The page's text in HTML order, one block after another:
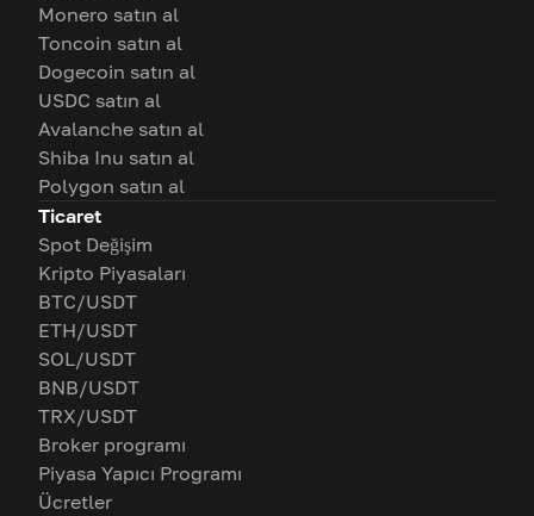
Monero satın al
Toncoin satın al
Dogecoin satın al
USDC satın al
Avalanche satın al
Shiba Inu satın al
Polygon satın al
Ticaret
Spot Değişim
Kripto Piyasaları
BTC/USDT
ETH/USDT
SOL/USDT
BNB/USDT
TRX/USDT
Broker programı
Piyasa Yapıcı Programı
Ücretler